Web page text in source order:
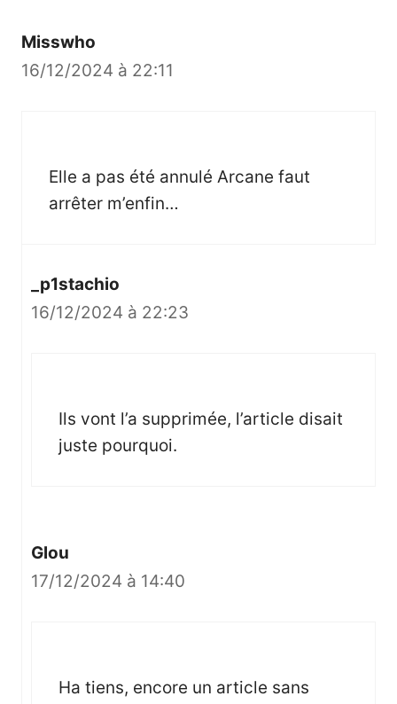
Misswho
16/12/2024 à 22:11
Elle a pas été annulé Arcane faut
arrêter m’enfin…
_p1stachio
16/12/2024 à 22:23
Ils vont l’a supprimée, l’article disait
juste pourquoi.
Glou
17/12/2024 à 14:40
Ha tiens, encore un article sans